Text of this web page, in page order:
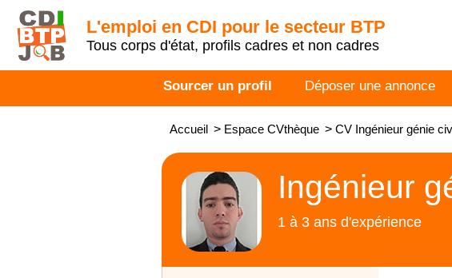
L'emploi en CDI pour le secteur BTP
Tous corps d'état, profils cadres et non cadres
Sourcer un profil Déposer une annonce
Accueil > Espace CVthèque > CV Ingénieur génie
Ingénieur
1 à 3 ans d'expérience